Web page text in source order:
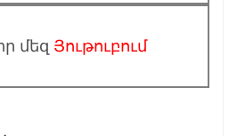
մեզ Յութուբում